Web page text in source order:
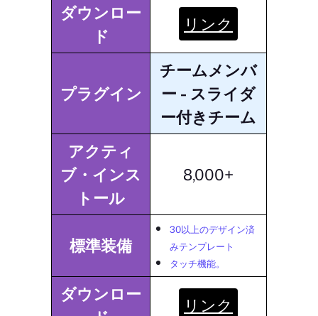
ダウンロー
ド
リンク
プラグイン
チームメンバ
ー - スライダ
ー付きチーム
アクティ
ブ・インス
トール
8,000+
標準装備
30以上のデザイン済
みテンプレート
タッチ機能。
ダウンロー
リンク